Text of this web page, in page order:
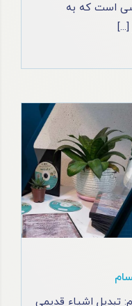
است که به
تبدیل اشیاء قدیمی